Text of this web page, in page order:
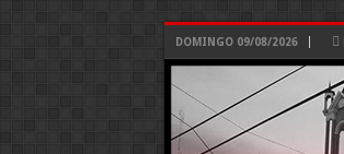
DOMINGO 09/08/2026